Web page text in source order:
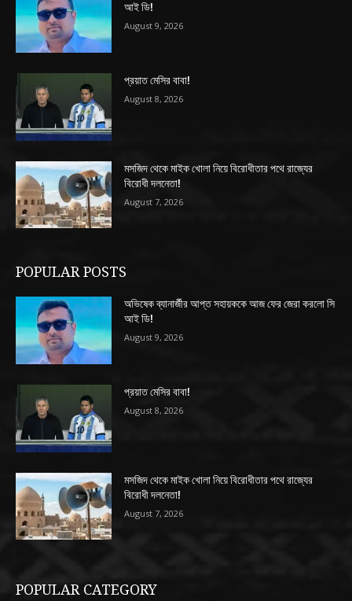
আই ডি!
August 9, 2026
প্রয়াত মেসির বাবা!
August 8, 2026
মসজিদ থেকে মাইক খোলা নিয়ে বিরোধীতার পথে রাজ্যের
বিরোধী দলনেতা!
August 7, 2026
POPULAR POSTS
অভিষেক ব্যানার্জীর আপ্ত সহায়ককে আজ ফের জেরা করলো সি
আই ডি!
August 9, 2026
প্রয়াত মেসির বাবা!
August 8, 2026
মসজিদ থেকে মাইক খোলা নিয়ে বিরোধীতার পথে রাজ্যের
বিরোধী দলনেতা!
August 7, 2026
POPULAR CATEGORY